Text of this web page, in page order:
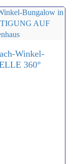
Winkel-
360°